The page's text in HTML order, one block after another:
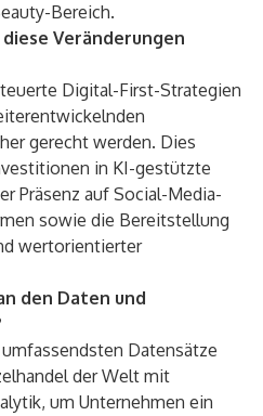
Bereich.
Veränderungen
Digital-First-Strategien
gerecht werden. Dies
in KI-gestützte
Präsenz auf Social-Media-
sowie die Bereitstellung
wertorientierter
den Daten und
Datensätze
der Welt mit
um Unternehmen ein